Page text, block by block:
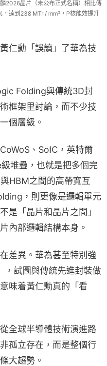
2026晶片（未公布正式名稱）相比傳
達到238 MTr / mm²，P核能效提升
仁勳「誤讀」了華為技
Folding與傳統3D封
框架里討論，而不少技
個層級。
、SoIC，英特爾
堆疊，也就是把多個完
HBM之間的高帶寬互
，則更像是邏輯單元
是「晶片和晶片之間」
內部邏輯結構本身。
差異。華為甚至特別強
試圖與傳統先進封裝做
味着黃仁勳真的「看
全球半導體技術演進路
孤立存在，而是整個行
大趨勢。